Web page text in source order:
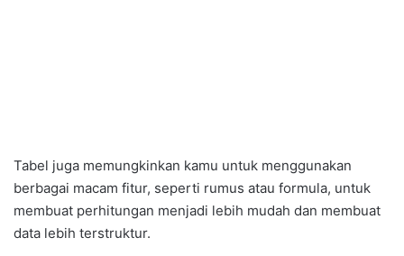
Tabel juga memungkinkan kamu untuk menggunakan
berbagai macam fitur, seperti rumus atau formula, untuk
membuat perhitungan menjadi lebih mudah dan membuat
data lebih terstruktur.